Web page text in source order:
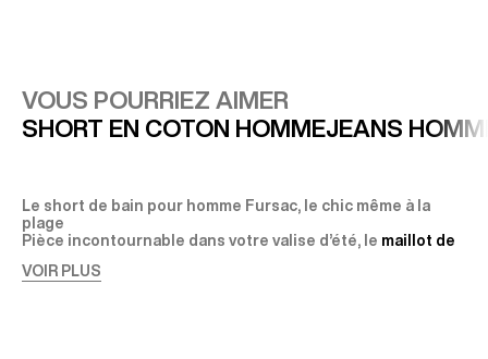
VOUS POURRIEZ AIMER
SHORT EN COTON HOMMEJEANS
Le short de bain pour homme Fursac, le chic même à la
plage
Pièce incontournable dans votre valise d’été, le maillot de
dans les collections Fursac. Styles, couleurs, motifs : tout
VOIR PLUS